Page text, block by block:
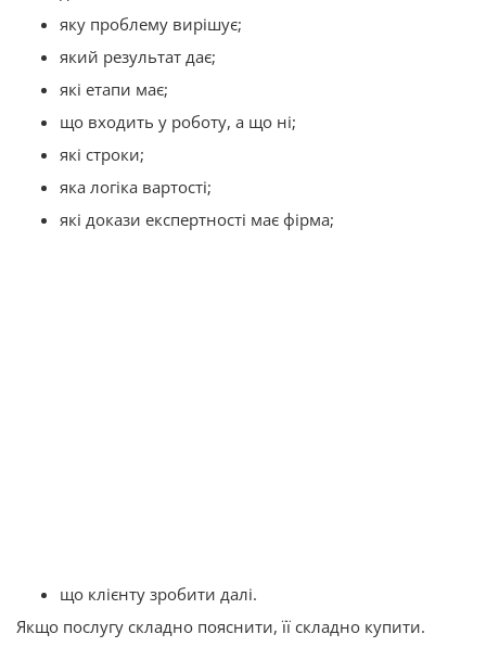
яку проблему вирішує;
який результат дає;
які етапи має;
що входить у роботу, а що ні;
які строки;
яка логіка вартості;
які докази експертності має фірма;
що клієнту зробити далі.
Якщо послугу складно пояснити, її складно купити.